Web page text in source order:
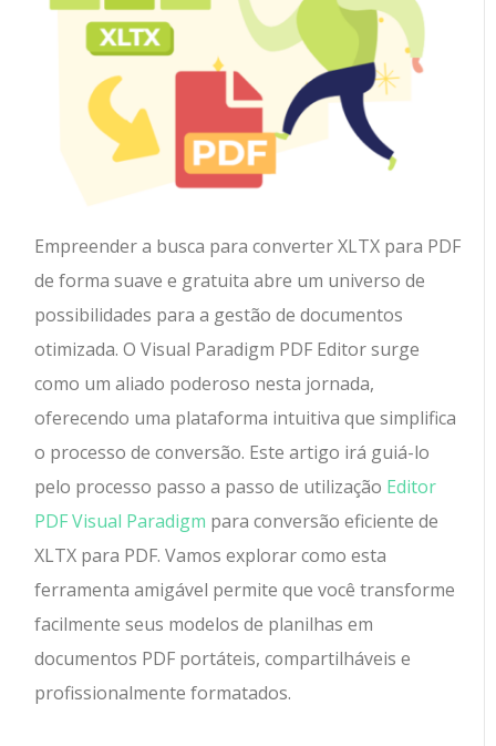
Empreender a busca para converter XLTX para PDF
de forma suave e gratuita abre um universo de
possibilidades para a gestão de documentos
otimizada. O Visual Paradigm PDF Editor surge
como um aliado poderoso nesta jornada,
oferecendo uma plataforma intuitiva que simplifica
o processo de conversão. Este artigo irá guiá-lo
pelo processo passo a passo de utilização Editor
PDF Visual Paradigm para conversão eficiente de
XLTX para PDF. Vamos explorar como esta
ferramenta amigável permite que você transforme
facilmente seus modelos de planilhas em
documentos PDF portáteis, compartilháveis e
profissionalmente formatados.